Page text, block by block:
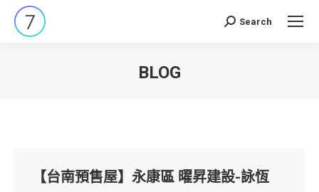
Search:
Search
BLOG
【台南預售屋】永康區 曜昇建設-詠恆